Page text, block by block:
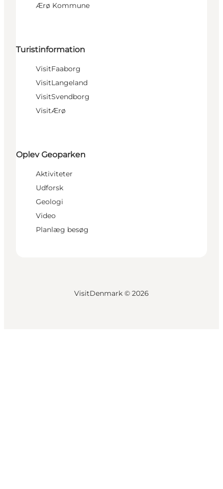
Ærø Kommune
Turistinformation
VisitFaaborg
VisitLangeland
VisitSvendborg
VisitÆrø
Oplev Geoparken
Aktiviteter
Udforsk
Geologi
Video
Planlæg besøg
VisitDenmark © 2026